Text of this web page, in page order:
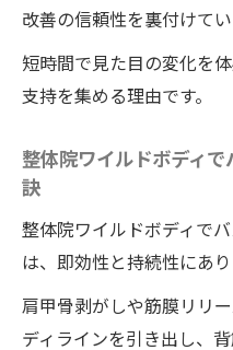
改善の信頼性を裏付けてい
短時間で見た目の変化を
支持を集める理由です。
整体院ワイルドボディ
訣
整体院ワイルドボディで
は、即効性と持続性にあり
肩甲骨剥がしや筋膜リリ
ディラインを引き出し、